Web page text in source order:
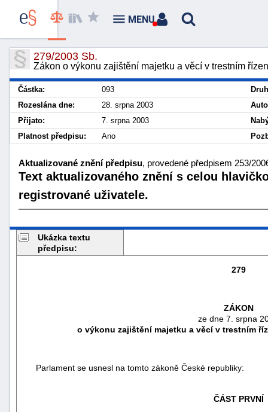
279/2003 Sb.
Zákon o výkonu zajištění majetku a věcí v trestním
Částka: 093
Rozeslána dne:
28. srpna 2003
Přijato:
7. srpna 2003
Platnost předpisu:
Ano
Aktualizované znění předpisu, provedené předpisem 253/
Text aktualizovaného znění s celou
registrované uživatele.
Ukázka textu
předpisu:
279
ZÁKON
ze dne 7. srpna
o výkonu zajištění majetku a věcí v trestním
Parlament se usnesl na tomto zákoně České republiky:
ČÁST PRVNÍ
MENU